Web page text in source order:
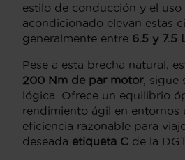
estilo de conducción y el uso
acondicionado elevan estas
generalmente entre 6.5 y 7.5
Pese a esta brecha natural,
200 Nm de par motor, sigue
lógica. Ofrece un equilibrio
rendimiento ágil en entornos
eficiencia razonable para
deseada etiqueta C de la